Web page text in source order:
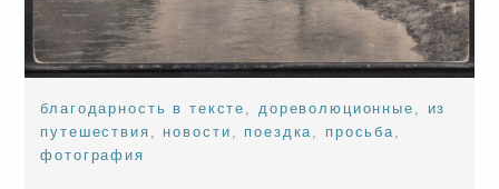
благодарность в тексте дореволюционные
из
путешествия
новости поездка просьба
фотография